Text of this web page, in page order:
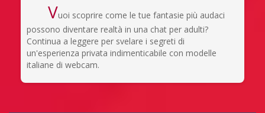
Vuoi scoprire come le tue fantasie più audaci
possono diventare realtà in una chat per adulti?
Continua a leggere per svelare i segreti di
un'esperienza privata indimenticabile con modelle
italiane di webcam.